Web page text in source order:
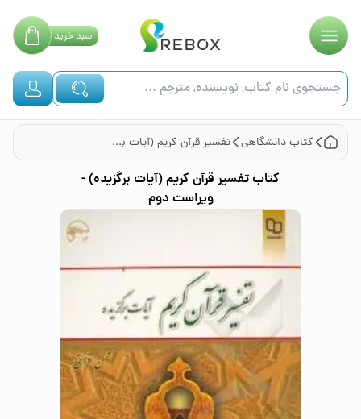
سبدخرید
کتابدانشگاهی تفسیر قرآن کریم (آیات برگزیده) - ویراست دوم
کتابتفسیر قرآن کریم (آیات برگزیده) -
ویراست دوم